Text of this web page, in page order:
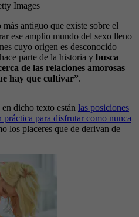
Images
antiguo que existe sobre el
ese amplio mundo del sexo lleno
cuyo origen es desconocido
parte de la historia y busca
de las relaciones amorosas
hay que cultivar”.
dicho texto están las posiciones
práctica para disfrutar como nunca
los placeres que de derivan de